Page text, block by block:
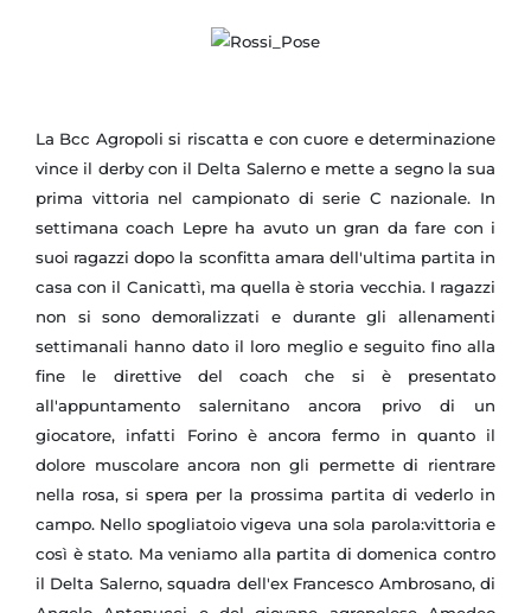
La Bcc Agropoli si riscatta e con cuore e determinazione
vince il derby con il Delta Salerno e mette a segno la sua
prima vittoria nel campionato di serie C nazionale. In
settimana coach Lepre ha avuto un gran da fare con i
suoi ragazzi dopo la sconfitta amara dell'ultima partita in
casa con il Canicattì, ma quella è storia vecchia. I ragazzi
non si sono demoralizzati e durante gli allenamenti
settimanali hanno dato il loro meglio e seguito fino alla
fine le direttive del coach che si è presentato
all'appuntamento salernitano ancora privo di un
giocatore, infatti Forino è ancora fermo in quanto il
dolore muscolare ancora non gli permette di rientrare
nella rosa, si spera per la prossima partita di vederlo in
campo. Nello spogliatoio vigeva una sola parola:vittoria e
così è stato. Ma veniamo alla partita di domenica contro
il Delta Salerno, squadra dell'ex Francesco Ambrosano, di